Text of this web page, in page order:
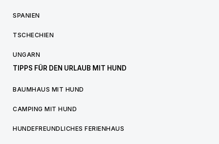
SPANIEN
TSCHECHIEN
UNGARN
TIPPS FÜR DEN URLAUB MIT HUND
BAUMHAUS MIT HUND
CAMPING MIT HUND
HUNDEFREUNDLICHES FERIENHAUS